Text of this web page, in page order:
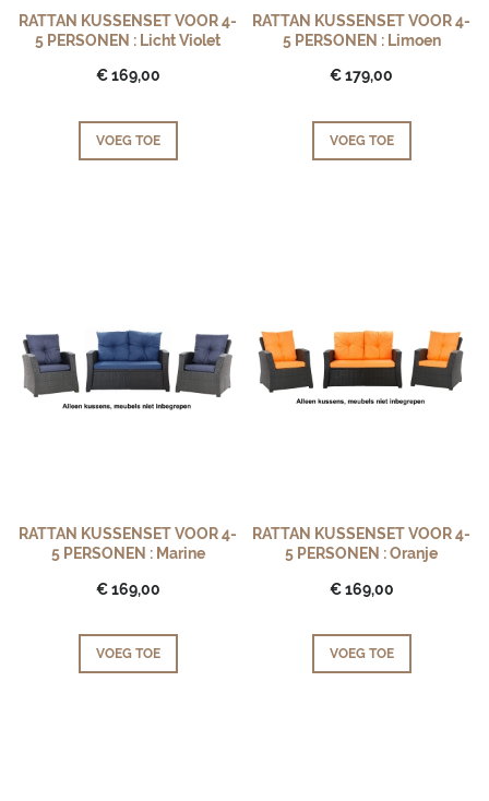
RATTAN KUSSENSET VOOR 4-
5 PERSONEN : Licht Violet
€ 169,00
VOEG TOE
RATTAN KUSSENSET VOOR 4-
5 PERSONEN : Limoen
€ 179,00
VOEG TOE
RATTAN KUSSENSET VOOR 4-
5 PERSONEN : Marine
€ 169,00
VOEG TOE
RATTAN KUSSENSET VOOR 4-
5 PERSONEN : Oranje
€ 169,00
VOEG TOE